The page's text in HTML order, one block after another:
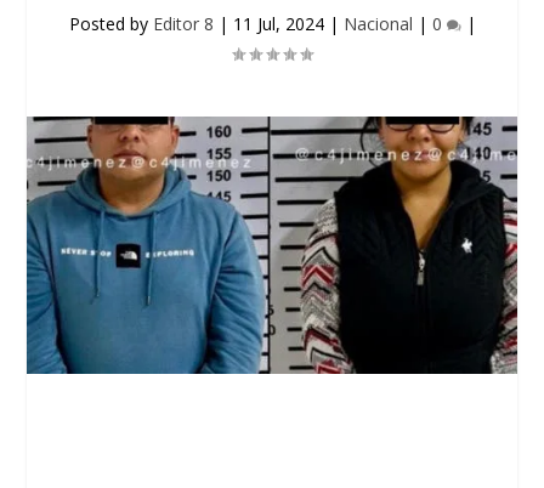
Posted by Editor 8 | 11 Jul, 2024| Nacional | 0 |